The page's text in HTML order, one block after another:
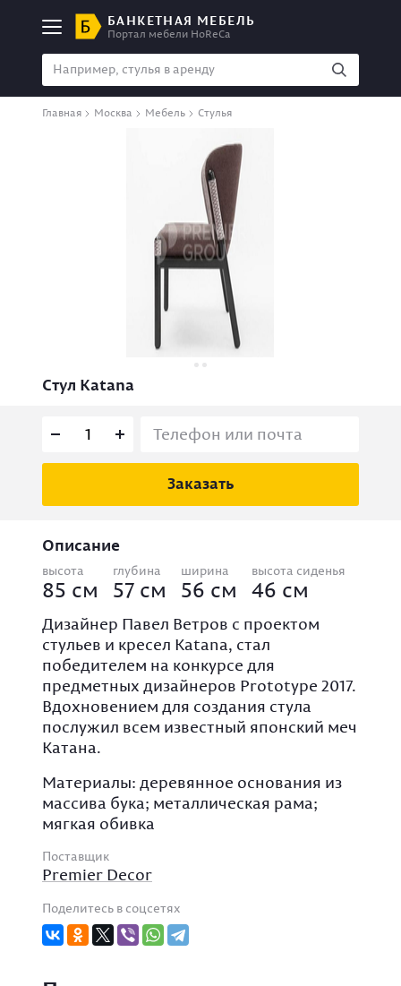
БАНКЕТНАЯ МЕБЕЛЬ
Портал мебели HoReCa
Главная Москва Мебель Стулья
Стул Katana
Заказать
Описание
высота
85 см
глубина
57 см
ширина
56 см
высота сиденья
46 см
Дизайнер Павел Ветров с проектом
стульев и кресел Katana, стал
победителем на конкурсе для
предметных дизайнеров Prototype 2017.
Вдохновением для создания стула
послужил всем известный японский меч
Катана.
Материалы: деревянное основания из
массива бука; металлическая рама;
мягкая обивка
Поставщик
Premier Decor
Поделитесь в соцсетях